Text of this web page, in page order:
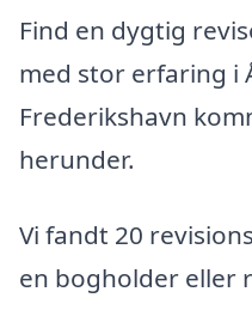
Find en dygtig
med stor erfaring i
Frederikshavn
herunder.
Vi fandt 20
en bogholder eller